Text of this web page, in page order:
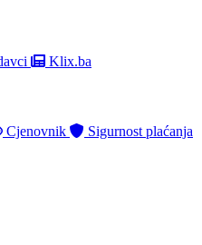
Klix.ba
Cjenovnik Sigurnost plaćanja